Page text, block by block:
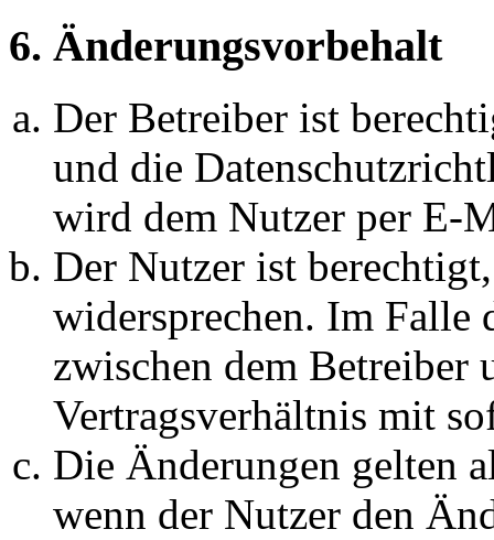
6. Änderungsvorbehalt
Der Betreiber ist
und die
wird dem Nutzer per E-
Der Nutzer ist
widersprechen. Im Falle
zwischen dem Betreiber
Vertragsverhältnis mit
Die Änderungen gelten
wenn der Nutzer den